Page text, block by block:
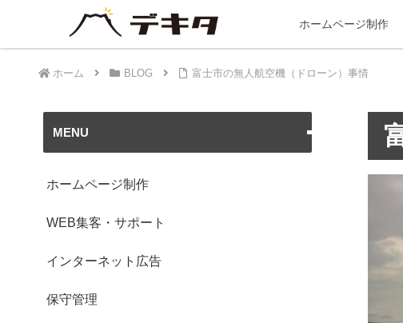
ホームページ制作
ホーム BLOG 富士市の無人航空機（ドローン）事情
MENU
ホームページ制作
WEB集客・サポート
インターネット広告
保守管理